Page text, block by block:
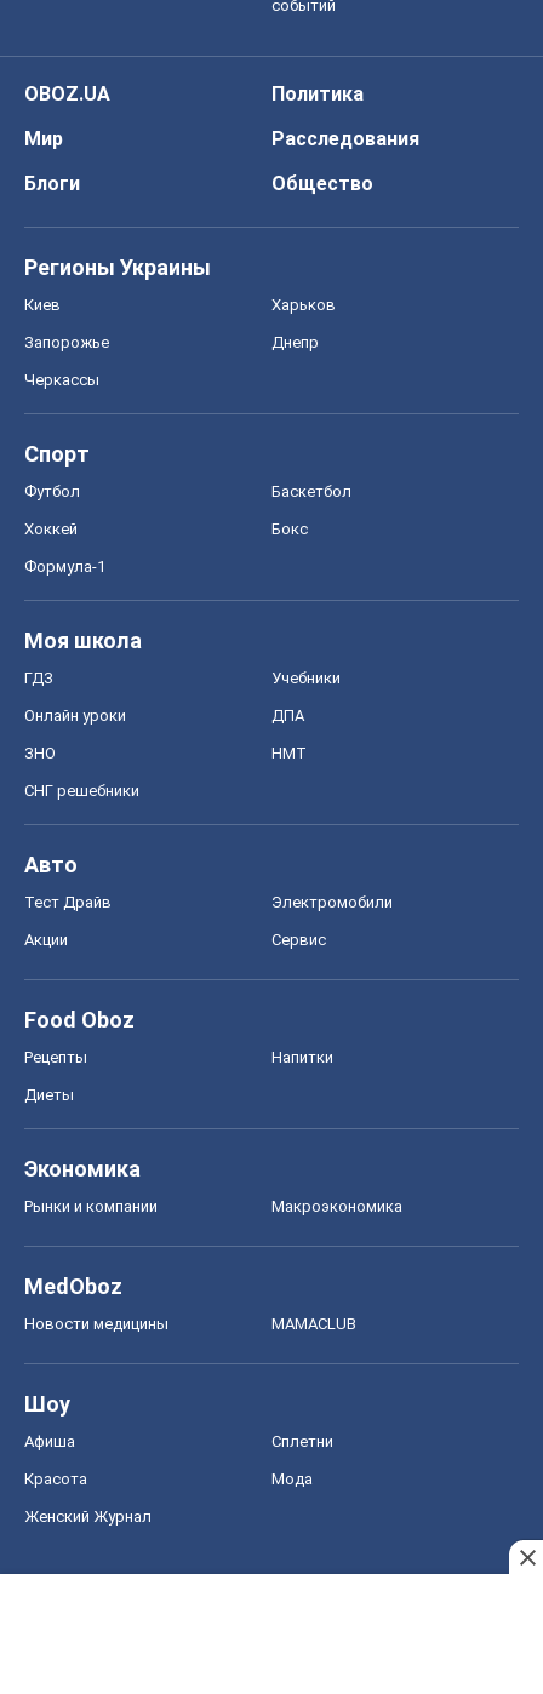
событий
OBOZ.UA
Политика
Мир
Расследования
Блоги
Общество
Регионы Украины
Киев Харьков
Запорожье Днепр
Черкассы
Спорт
Футбол Баскетбол
Хоккей Бокс
Формула-1
Моя школа
ГДЗ Учебники
Онлайн уроки ДПА
ЗНО НМТ
СНГ решебники
Авто
Тест Драйв Электромобили
Акции Сервис
Food Oboz
Рецепты Напитки
Диеты
Экономика
Рынки и компании Mакроэкономика
MedOboz
Новости медицины MAMACLUB
Шоу
Афиша Сплетни
Красота Мода
Женский Журнал